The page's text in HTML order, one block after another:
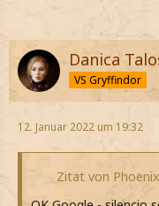
Jetzt
Danica
VS Gryffindor
12. Januar 2022 um 19:32
Zitat von